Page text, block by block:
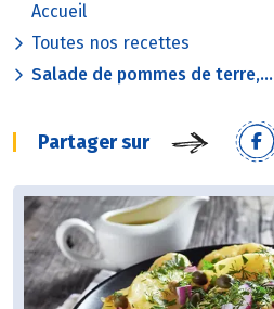
Accueil
Toutes nos recettes
Salade de pommes de terre,...
Partager sur